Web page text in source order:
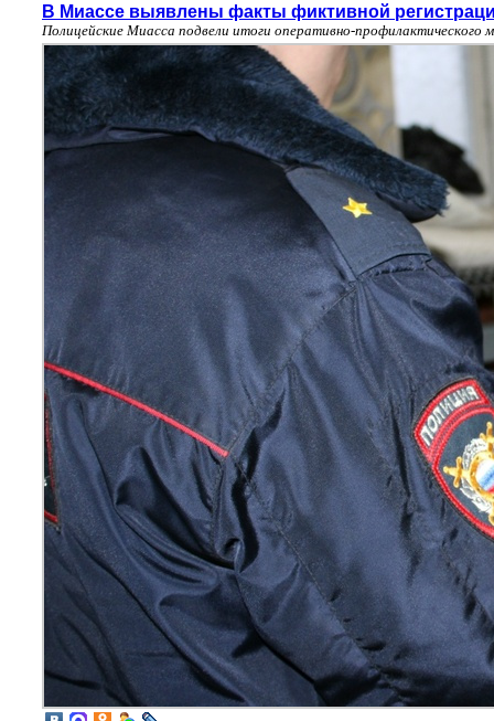
В Миассе выявлены факты фиктивной
Полицейские Миасса подвели итоги оперативно-профилактического